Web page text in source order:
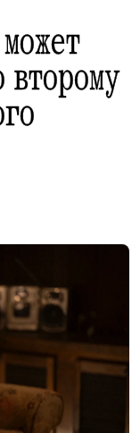
второму